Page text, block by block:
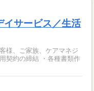
イサービス／生活
様、ご家族、ケアマネジ
契約の締結 ・各種書類作